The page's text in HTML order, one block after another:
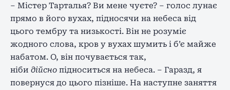
– Містер Тарталья? Ви мене чуєте? – голос лунає
прямо в його вухах, підносячи на небеса від
цього тембру та низькості. Він не розуміє
жодного слова, кров у вухах шумить і б’є майже
набатом. О, він почувається так,
ніби дійсно підноситься на небеса. – Гаразд, я
повернуся до цього пізніше. На наступне заняття